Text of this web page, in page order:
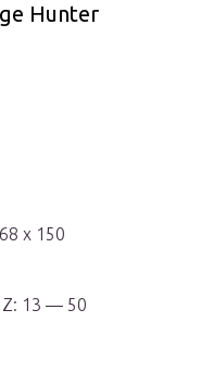
Hunter
x 150
13 — 50